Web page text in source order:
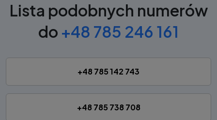
Lista podobnych numerów
do +48 785 246 161
+48 785 142 743
+48 785 738 708